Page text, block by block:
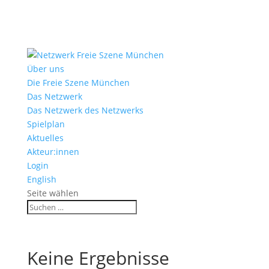
Über uns
Die Freie Szene München
Das Netzwerk
Das Netzwerk des Netzwerks
Spielplan
Aktuelles
Akteur:innen
Login
English
Seite wählen
Keine Ergebnisse